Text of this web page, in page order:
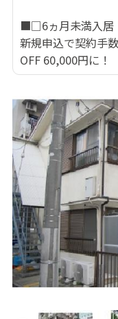
■□6ヵ月未満入居
新規申込で契約手
OFF 60,000円に！